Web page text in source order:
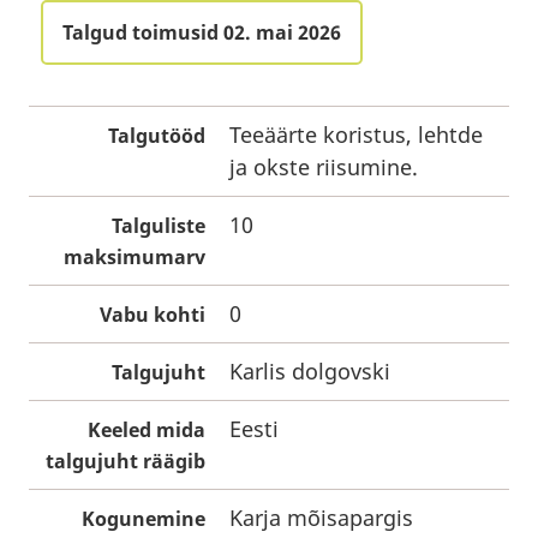
Talgud toimusid 02. mai 2026
Talgutööd
Teeäärte koristus, lehtde
ja okste riisumine.
Talguliste
maksimumarv
10
Vabu kohti 0
Talgujuht Karlis dolgovski
Keeled mida
talgujuht räägib
Eesti
Kogunemine Karja mõisapargis